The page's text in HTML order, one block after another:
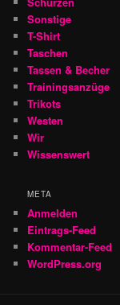
Sonstige
T-Shirt
Taschen
Tassen & Becher
Trainingsanzüge
Trikots
Westen
Wir
Wissenswert
META
Anmelden
Eintrags-Feed
Kommentar-Feed
WordPress.org